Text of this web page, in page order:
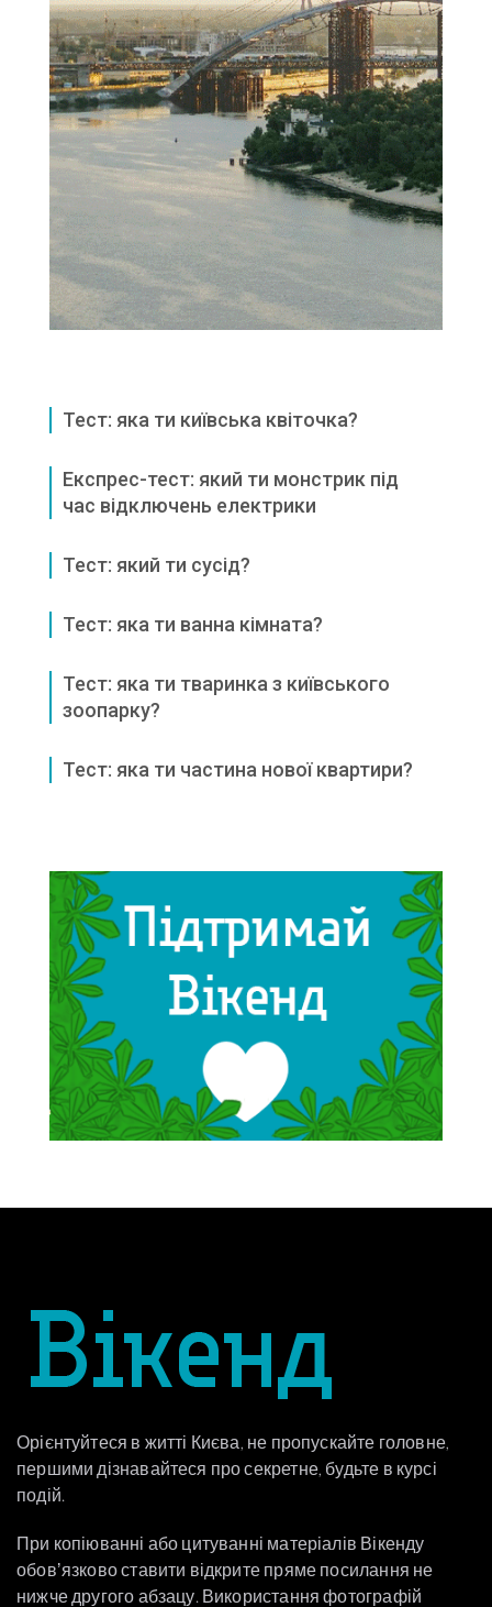
Тест: яка ти київська квіточка?
Експрес-тест: який ти монстрик під
час відключень електрики
Тест: який ти сусід?
Тест: яка ти ванна кімната?
Тест: яка ти тваринка з київського
зоопарку?
Тест: яка ти частина нової квартири?
Орієнтуйтеся в житті Києва, не пропускайте головне,
першими дізнавайтеся про секретне, будьте в курсі
подій.
При копіюванні або цитуванні матеріалів Вікенду
обовʼязково ставити відкрите пряме посилання не
нижче другого абзацу. Використання фотографій